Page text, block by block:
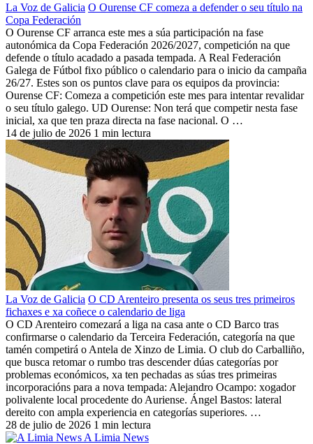
La Voz de Galicia O Ourense CF comeza a defender o seu título na
Copa Federación
O Ourense CF arranca este mes a súa participación na fase
autonómica da Copa Federación 2026/2027, competición na que
defende o título acadado a pasada tempada. A Real Federación
Galega de Fútbol fixo público o calendario para o inicio da campaña
26/27. Estes son os puntos clave para os equipos da provincia:
Ourense CF: Comeza a competición este mes para intentar revalidar
o seu título galego. UD Ourense: Non terá que competir nesta fase
inicial, xa que ten praza directa na fase nacional. O …
14 de julio de 2026 1 min lectura
La Voz de Galicia O CD Arenteiro presenta os seus tres primeiros
fichaxes e xa coñece o calendario de liga
O CD Arenteiro comezará a liga na casa ante o CD Barco tras
confirmarse o calendario da Terceira Federación, categoría na que
tamén competirá o Antela de Xinzo de Limia. O club do Carballiño,
que busca retomar o rumbo tras descender dúas categorías por
problemas económicos, xa ten pechadas as súas tres primeiras
incorporacións para a nova tempada: Alejandro Ocampo: xogador
polivalente local procedente do Auriense. Ángel Bastos: lateral
dereito con ampla experiencia en categorías superiores. …
28 de julio de 2026 1 min lectura
A Limia News